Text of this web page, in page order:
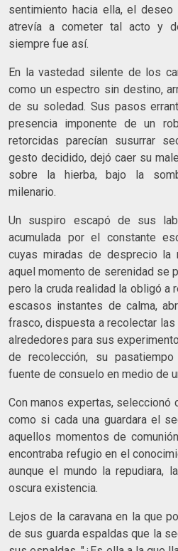
sentimiento hacia ella, el
atrevía a cometer tal acto y
siempre fue así.
En la vastedad silente de los
como un espectro sin destino,
de su soledad. Sus pasos
presencia imponente de un
retorcidas parecían susurrar
gesto decidido, dejó caer su
sobre la hierba, bajo la
milenario.
Un suspiro escapó de sus
acumulada por el constante
cuyas miradas de desprecio la
aquel momento de serenidad se
pero la cruda realidad la obligó a
escasos instantes de calma,
frasco, dispuesta a recolectar
alrededores para sus
de recolección, su
fuente de consuelo en medio de
Con manos expertas, seleccionó
como si cada una guardara el
aquellos momentos de
encontraba refugio en el
aunque el mundo la repudiara,
oscura existencia.
Lejos de la caravana en la que
de sus guarda espaldas que la